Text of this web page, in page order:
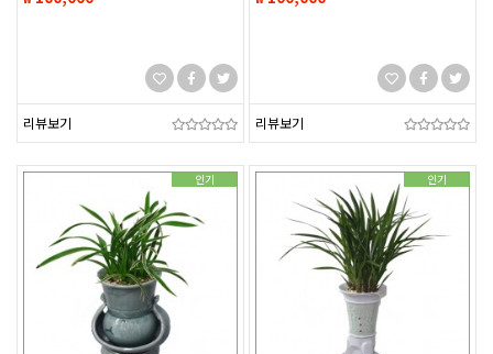
리뷰보기 리뷰보기
인기 인기